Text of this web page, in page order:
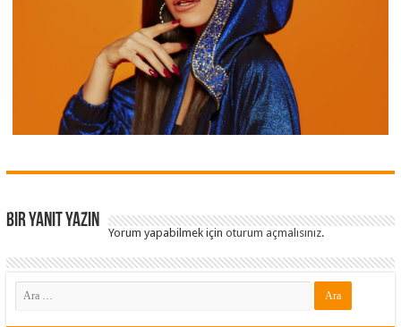
Bir yanıt yazın
Yorum yapabilmek içinoturum açmalısınız.